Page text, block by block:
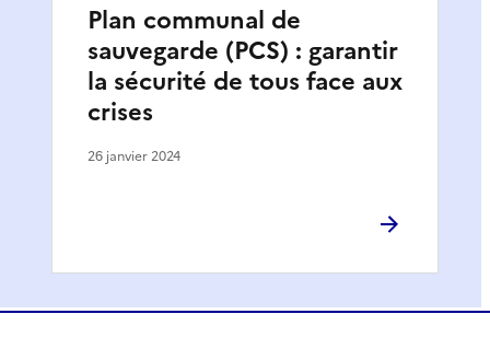
Plan communal de
sauvegarde (PCS) : garantir
la sécurité de tous face aux
crises
26 janvier 2024